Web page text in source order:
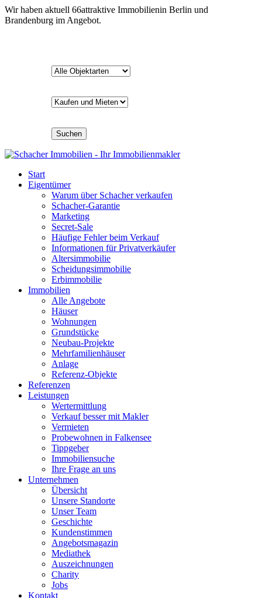
Wir haben aktuell 66attraktive Immobilienin Berlin und
Brandenburg im Angebot.
Suchen
Start
Eigentümer
Warum über Schacher verkaufen
Schacher-Garantie
Marketing
Secret-Sale
Häufige Fehler beim Verkauf
Informationen für Privatverkäufer
Altersimmobilie
Scheidungsimmobilie
Erbimmobilie
Immobilien
Alle Angebote
Häuser
Wohnungen
Grundstücke
Neubau-Projekte
Mehrfamilienhäuser
Anlage
Referenz-Objekte
Referenzen
Leistungen
Wertermittlung
Verkauf besser mit Makler
Vermieten
Probewohnen in Falkensee
Tippgeber
Immobiliensuche
Ihre Frage an uns
Unternehmen
Übersicht
Unsere Standorte
Unser Team
Geschichte
Kundenstimmen
Angebotsmagazin
Mediathek
Auszeichnungen
Charity
Jobs
Kontakt